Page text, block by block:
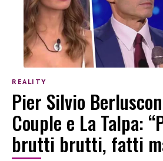
REALITY
Pier Silvio
Couple e La Talpa:
brutti brutti, fatti